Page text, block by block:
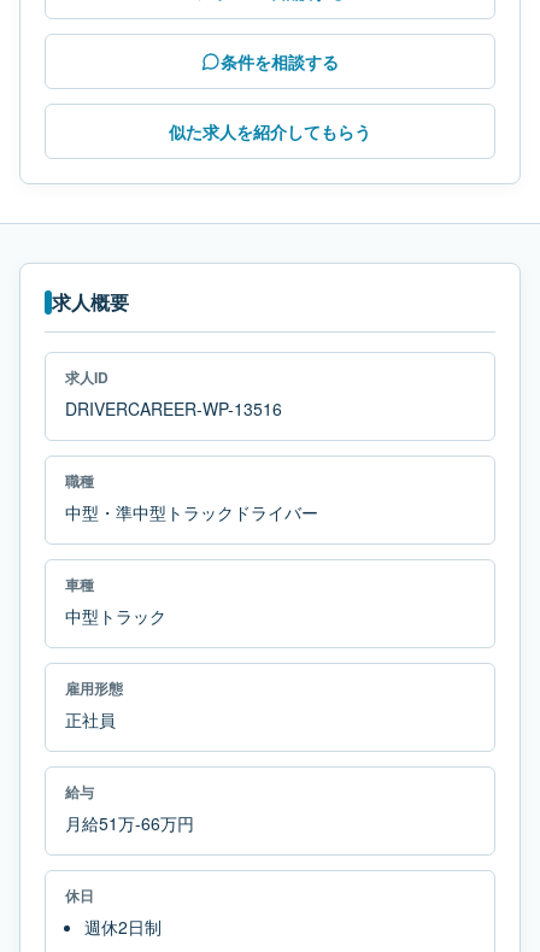
条件を相談する
似た求人を紹介してもらう
求人概要
求人ID
DRIVERCAREER-WP-13516
職種
中型・準中型トラックドライバー
車種
中型トラック
雇用形態
正社員
給与
月給51万-66万円
休日
週休2日制